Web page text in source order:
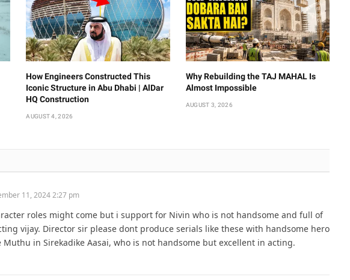
How Engineers Constructed This
Iconic Structure in Abu Dhabi | AlDar
HQ Construction
AUGUST 4, 2026
Why Rebuilding the TAJ MAHAL Is
Almost Impossible
AUGUST 3, 2026
11, 2024 2:27 pm
roles might come but i support for Nivin who is not handsome and full of
vijay. Director sir please dont produce serials like these with handsome hero
in Sirekadike Aasai, who is not handsome but excellent in acting.